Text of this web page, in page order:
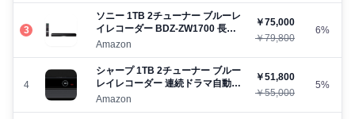
3
ソニー 1TB 2チューナー ブルーレ
イレコーダー BDZ-ZW1700 長時
間録画/W録画対応
Amazon
￥75,000
￥79,800
6%
4
シャープ 1TB 2チューナー ブルー
レイレコーダー 連続ドラマ自動録
画 無線LAN内蔵 AQUOS 2B-
Amazon
￥51,800
￥55,000
5%